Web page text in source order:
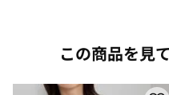
この商品を見